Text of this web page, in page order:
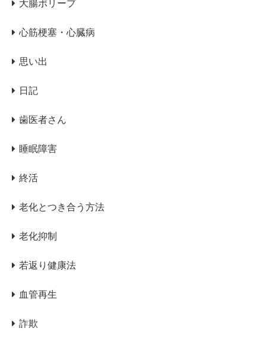
大腸ポリープ
心筋梗塞・心臓病
思い出
日記
歯医者さん
睡眠障害
終活
老化とつき合う方法
老化抑制
若返り健康法
血管再生
詐欺